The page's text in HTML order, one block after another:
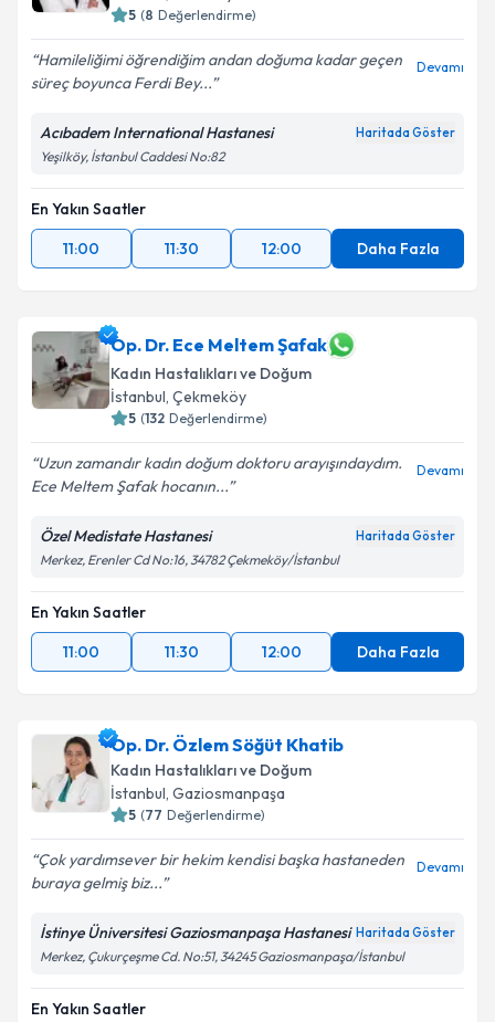
5 (8 Değerlendirme)
Hamileliğimi öğrendiğim andan doğuma kadar geçen
süreç boyunca Ferdi Bey...
Devamı
Acıbadem International Hastanesi Haritada Göster
Yeşilköy, İstanbul Caddesi No:82
En Yakın Saatler
11:00
11:30 12:00 Daha Fazla
Op. Dr. Ece Meltem Şafak
Kadın Hastalıkları ve Doğum
İstanbul, Çekmeköy
5 (132 Değerlendirme)
Uzun zamandır kadın doğum doktoru arayışındaydım.
Ece Meltem Şafak hocanın...
Devamı
Özel Medistate Hastanesi Haritada Göster
Merkez, Erenler Cd No:16, 34782 Çekmeköy/İstanbul
En Yakın Saatler
11:00
11:30 12:00 Daha Fazla
Op. Dr. Özlem Söğüt Khatib
Kadın Hastalıkları ve Doğum
İstanbul, Gaziosmanpaşa
5 (77 Değerlendirme)
Çok yardımsever bir hekim kendisi başka hastaneden
buraya gelmiş biz...
Devamı
İstinye Üniversitesi Gaziosmanpaşa Hastanesi Haritada Göster
Merkez, Çukurçeşme Cd. No:51, 34245 Gaziosmanpaşa/İstanbul
En Yakın Saatler